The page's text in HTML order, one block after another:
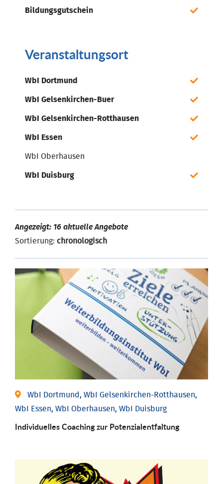
Bildungsgutschein
Veranstaltungsort
WbI Dortmund
WbI Gelsenkirchen-Buer
WbI Gelsenkirchen-Rotthausen
WbI Essen
WbI Oberhausen
WbI Duisburg
Angezeigt: 16 aktuelle Angebote
Sortierung: chronologisch
WbI Dortmund, WbI Gelsenkirchen-Rotthausen,
WbI Essen, WbI Oberhausen, WbI Duisburg
Individuelles Coaching zur Potenzialentfaltung